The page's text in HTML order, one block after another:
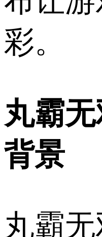
彩。
丸霸
背景
丸霸